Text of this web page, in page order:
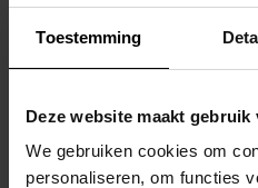
Toestemming
Deze website maakt gebruik
We gebruiken cookies om
personaliseren, om functies